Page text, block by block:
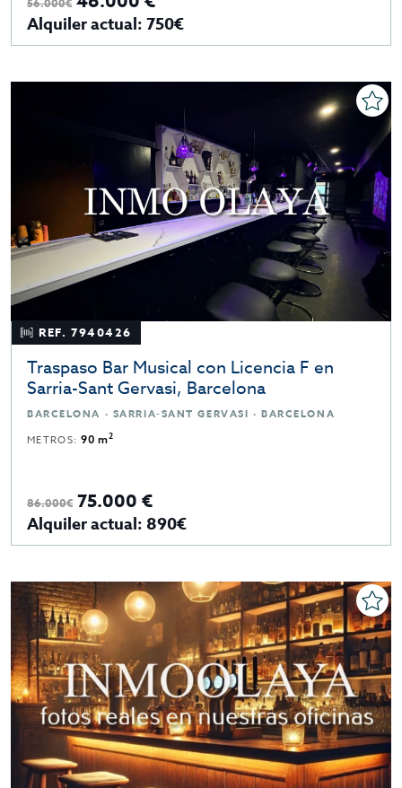
56.000€
Alquiler actual: 750€
REF. 7940426
Traspaso Bar Musical con Licencia F en
Sarria-Sant Gervasi, Barcelona
BARCELONA · SARRIA-SANT GERVASI · BARCELONA
METROS:90 m2
86.000€ 75.000 €
Alquiler actual: 890€